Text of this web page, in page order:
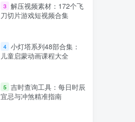
3 解压视频素材：172个飞
刀切片游戏短视频合集
4 小灯塔系列48部合集：
儿童启蒙动画课程大全
5 吉时查询工具：每日时辰
宜忌与冲煞精准指南